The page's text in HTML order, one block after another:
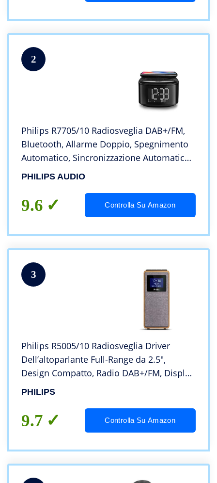
2
Philips R7705/10 Radiosveglia DAB+/FM,
Bluetooth, Allarme Doppio, Spegnimento
Automatico, Sincronizzazione Automatica
Dell’orario, Batteria Tampone, Caricatore
PHILIPS AUDIO
9.6 Controlla Su Amazon
3
Philips R5005/10 Radiosveglia Driver
Dell’altoparlante Full-Range da 2.5″,
Design Compatto, Radio DAB+/FM, Display
Nero Lucido, Allarme Doppio, Modello
PHILIPS
9.7 Controlla Su Amazon